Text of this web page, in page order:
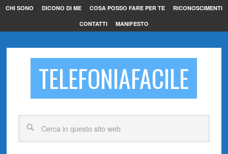
CHI SONO DICONO DI ME COSA POSSO FARE PER TE RICONOSCIMENTI
CONTATTI MANIFESTO
TELEFONIAFACILE